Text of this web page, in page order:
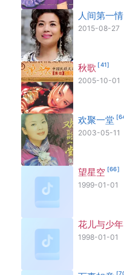
人间第一情
2015-08-27
秋歌 [41]
2005-10-01
欢聚一堂 [
2003-05-11
望星空 [66]
1999-01-01
花儿与少年
1998-01-01